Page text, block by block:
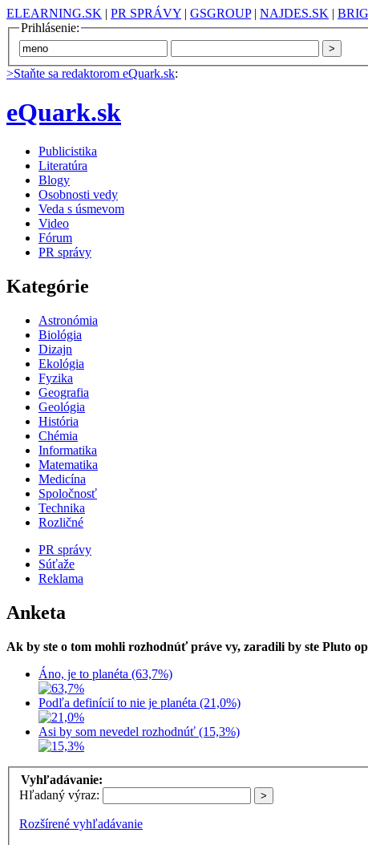
ELEARNING.SK | PR SPRÁVY | GSGROUP| NAJDES.SK |
Prihlásenie:
>Staňte sa redaktorom eQuark.sk:
eQuark.sk
Publicistika
Literatúra
Blogy
Osobnosti vedy
Veda s úsmevom
Video
Fórum
PR správy
Kategórie
Astronómia
Biológia
Dizajn
Ekológia
Fyzika
Geografia
Geológia
História
Chémia
Informatika
Matematika
Medicína
Spoločnosť
Technika
Rozličné
PR správy
Súťaže
Reklama
Anketa
Ak by ste o tom mohli rozhodnúť práve vy, zaradili by ste Pluto
Áno, je to planéta (63,7%)
Podľa definícií to nie je planéta (21,0%)
Asi by som nevedel rozhodnúť (15,3%)
Vyhľadávanie:
Hľadaný výraz:
Rozšírené vyhľadávanie